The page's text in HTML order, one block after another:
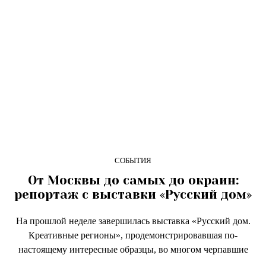
СОБЫТИЯ
От Москвы до самых до окраин:
репортаж с выставки «Русский дом»
На прошлой неделе завершилась выставка «Русский дом.
Креативные регионы», продемонстрировавшая по-
настоящему интересные образцы, во многом черпавшие